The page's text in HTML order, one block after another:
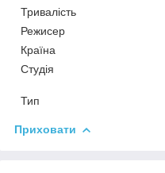
Тривалість
Режисер
Країна
Студія
Тип
Приховати